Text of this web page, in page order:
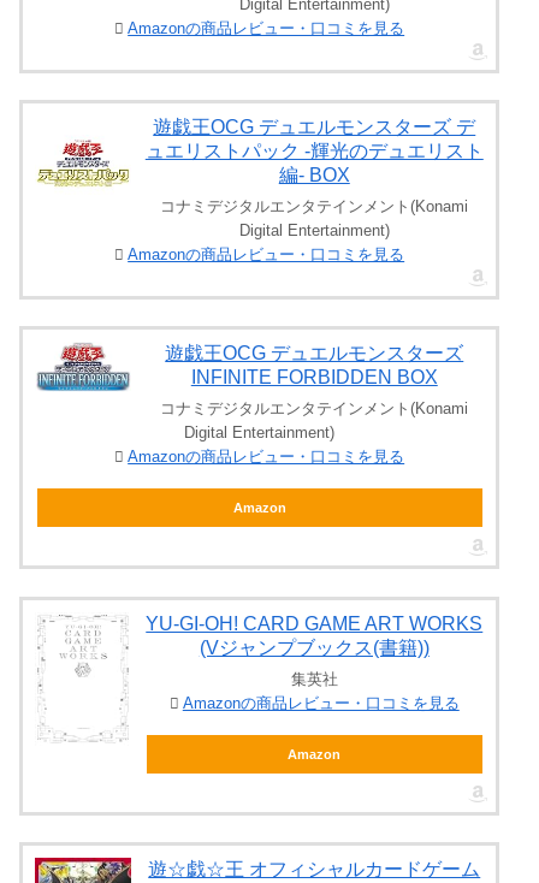
Digital Entertainment)
Amazonの商品レビュー・口コミを見る
遊戯王OCG デュエルモンスターズ デ
ュエリストパック -輝光のデュエリスト
編- BOX
コナミデジタルエンタテインメント(Konami
Digital Entertainment)
Amazonの商品レビュー・口コミを見る
遊戯王OCG デュエルモンスターズ
INFINITE FORBIDDEN BOX
コナミデジタルエンタテインメント(Konami
Digital Entertainment)
Amazonの商品レビュー・口コミを見る
Amazon
YU‐GI‐OH! CARD GAME ART WORKS
(Vジャンプブックス(書籍))
集英社
Amazonの商品レビュー・口コミを見る
Amazon
遊☆戯☆王 オフィシャルカードゲーム